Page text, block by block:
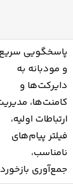
پاسخگویی سریع
و مودبانه به
دایرکت‌ها و
کامنت‌ها،
ارتباطات اولیه،
فیلتر پیام‌های
نامناسب،
جمع‌آوری بازخورد